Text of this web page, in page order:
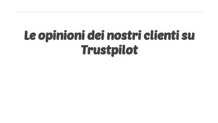
Le opinioni dei nostri clienti su
Trustpilot